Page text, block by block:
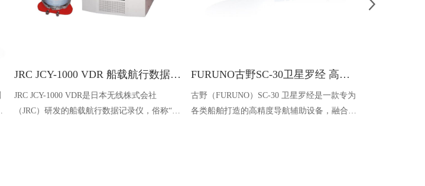
JRC JCY-1000 VDR 船载航行数据记录仪 黑匣子
JRC JCY-1000 VDR是日本无线株式会社
（JRC）研发的船载航行数据记录仪，俗称“黑
FURUNO古野SC-30卫星罗经 高精度船用定位导航
古野（FURUNO）SC-30 卫星罗经是一款专为
各类船舶打造的高精度导航辅助设备，融合紧